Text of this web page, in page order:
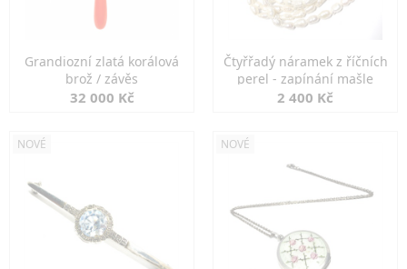
Grandiozní zlatá korálová
brož / závěs
32 000 Kč
Čtyřřadý náramek z říčních
perel - zapínání mašle
2 400 Kč
NOVÉ NOVÉ